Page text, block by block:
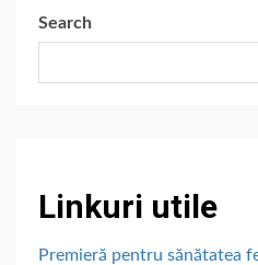
Search
Linkuri utile
Premieră pentru sănătatea